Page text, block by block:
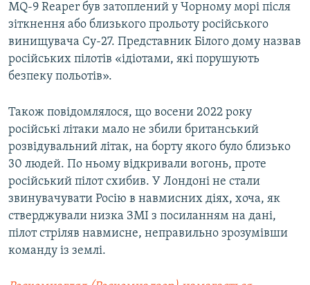
MQ-9 Reaper був затоплений у Чорному морі після
зіткнення або близького прольоту російського
винищувача Су-27. Представник Білого дому назвав
російських пілотів «ідіотами, які порушують
безпеку польотів».
Також повідомлялося, що восени 2022 року
російські літаки мало не збили британський
розвідувальний літак, на борту якого було близько
30 людей. По ньому відкривали вогонь, проте
російський пілот схибив. У Лондоні не стали
звинувачувати Росію в навмисних діях, хоча, як
стверджували низка ЗМІ з посиланням на дані,
пілот стріляв навмисне, неправильно зрозумівши
команду із землі.